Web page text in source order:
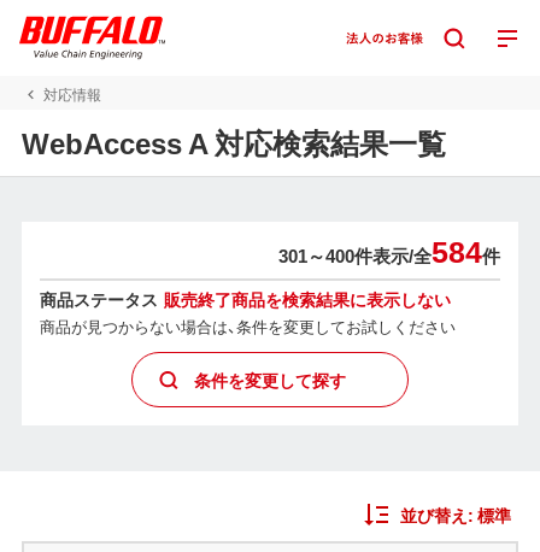
対応情報
WebAccess A 対応検索結果一覧
301～400件表示/全584件
商品ステータス 販売終了商品を検索結果に表示しない
商品が見つからない場合は、条件を変更してお試しください
条件を変更して探す
並び替え:標準